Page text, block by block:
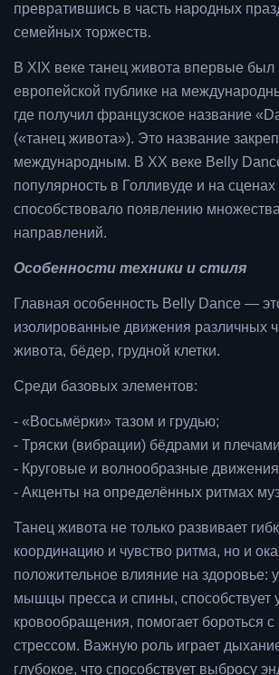
превратившись в часть народных
семейных торжеств.
В XIX веке танец живота впервые был
европейской публике на
где получил французское название
(«танец живота»). Это название
международным. В XX веке Belly
популярность в Голливуде и на
способствовало появлению
направлений.
Особенности техники и стиля
Главная особенность Belly Dance —
изолированные движения различных
живота, бёдер, грудной клетки.
Среди базовых элементов:
- «Восьмёрки» тазом и грудью;
- Тряски (вибрации) бёдрами и
- Круговые и волнообразные
- Акценты на определённых ритмах
Танец живота не только развивает
координацию и чувство ритма, но и
положительное влияние на здоровье:
мышцы пресса и спины, способствует
кровообращения, помогает бороться
стрессом. Важную роль играет
глубокое, что способствует выбросу